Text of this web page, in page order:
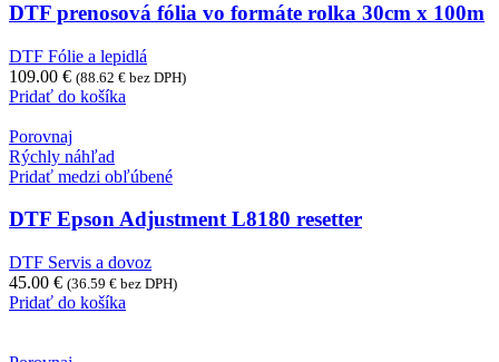
DTF prenosová fólia vo formáte rolka 30cm x 100m
DTF Fólie a lepidlá
109.00 € (88.62 € bez DPH)
Pridať do košíka
Porovnaj
Rýchly náhľad
Pridať medzi obľúbené
DTF Epson Adjustment L8180 resetter
DTF Servis a dovoz
45.00 € (36.59 € bez DPH)
Pridať do košíka